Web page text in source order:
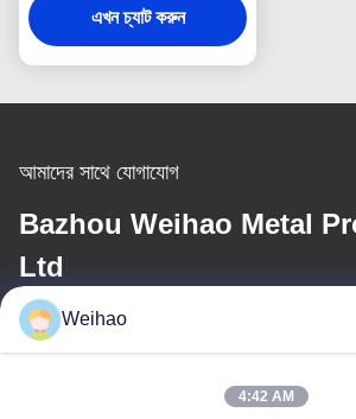
এখন চ্যাট করুন
আমাদের সাথে যোগাযোগ
Bazhou Weihao Metal
Ltd
ই-মেইল
Weihao
4:42 AM